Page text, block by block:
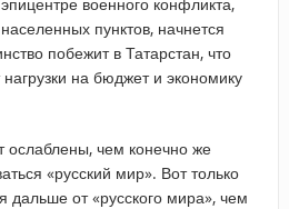
пунктов, начнется
побежит в Татарстан, что
на бюджет и экономику
ослаблены, чем конечно же
«русский мир». Вот только
дальше от «русского мира», чем